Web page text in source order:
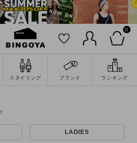
0
スタイリング ブランド ランキング
詳細検索
LADIES